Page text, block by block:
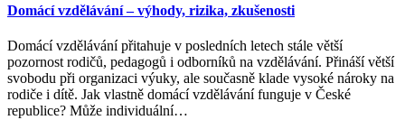
Domácí vzdělávání – výhody, rizika, zkušenosti
Domácí vzdělávání přitahuje v posledních letech stále větší
pozornost rodičů, pedagogů i odborníků na vzdělávání. Přináší větší
svobodu při organizaci výuky, ale současně klade vysoké nároky na
rodiče i dítě. Jak vlastně domácí vzdělávání funguje v České
republice? Může individuální…